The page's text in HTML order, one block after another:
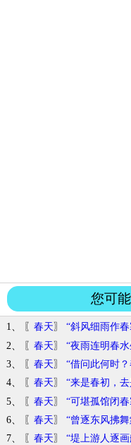
您可
1、 〖 春天〗 “斜风细雨作
2、 〖 春天〗 “夜雨连明春
3、 〖 春天〗 “借问此何时
4、 〖 春天〗 “来是春初，
5、 〖 春天〗 “可堪孤馆闭
6、 〖 春天〗 “曾逐东风拂
7、 〖 春天〗 “堤上游人逐